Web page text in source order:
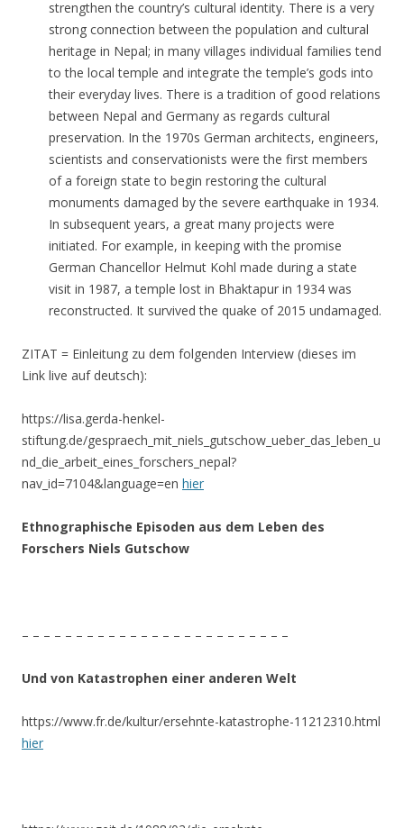
strengthen the country’s cultural identity. There is a very
strong connection between the population and cultural
heritage in Nepal; in many villages individual families tend
to the local temple and integrate the temple’s gods into
their everyday lives. There is a tradition of good relations
between Nepal and Germany as regards cultural
preservation. In the 1970s German architects, engineers,
scientists and conservationists were the first members
of a foreign state to begin restoring the cultural
monuments damaged by the severe earthquake in 1934.
In subsequent years, a great many projects were
initiated. For example, in keeping with the promise
German Chancellor Helmut Kohl made during a state
visit in 1987, a temple lost in Bhaktapur in 1934 was
reconstructed. It survived the quake of 2015 undamaged.
ZITAT = Einleitung zu dem folgenden Interview (dieses im
Link live auf deutsch):
https://lisa.gerda-henkel-
stiftung.de/gespraech_mit_niels_gutschow_ueber_das_leben_u
nd_die_arbeit_eines_forschers_nepal?
nav_id=7104&language=en hier
Ethnographische Episoden aus dem Leben des
Forschers Niels Gutschow
– – – – – – – – – – – – – – – – – – – – – – – – –
Und von Katastrophen einer anderen Welt
https://www.fr.de/kultur/ersehnte-katastrophe-11212310.html
hier